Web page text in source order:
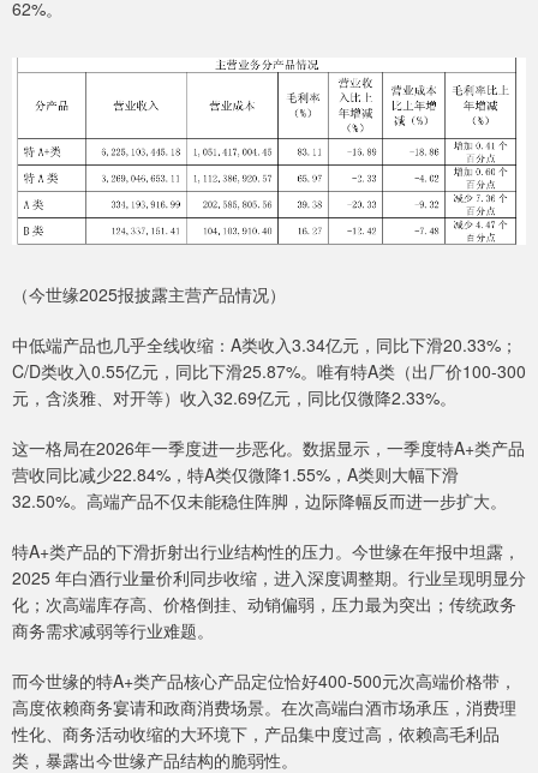
62%。
（今世缘2025报披露主营产品情况）
中低端产品也几乎全线收缩：A类收入3.34亿元，同比下滑20.33%；
C/D类收入0.55亿元，同比下滑25.87%。唯有特A类（出厂价100-300
元，含淡雅、对开等）收入32.69亿元，同比仅微降2.33%。
这一格局在2026年一季度进一步恶化。数据显示，一季度特A+类产品
营收同比减少22.84%，特A类仅微降1.55%，A类则大幅下滑
32.50%。高端产品不仅未能稳住阵脚，边际降幅反而进一步扩大。
特A+类产品的下滑折射出行业结构性的压力。今世缘在年报中坦露，
2025 年白酒行业量价利同步收缩，进入深度调整期。行业呈现明显分
化；次高端库存高、价格倒挂、动销偏弱，压力最为突出；传统政务
商务需求减弱等行业难题。
而今世缘的特A+类产品核心产品定位恰好400-500元次高端价格带，
高度依赖商务宴请和政商消费场景。在次高端白酒市场承压，消费理
性化、商务活动收缩的大环境下，产品集中度过高，依赖高毛利品
类，暴露出今世缘产品结构的脆弱性。